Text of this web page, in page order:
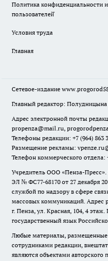
Политика конфиденциальности
пользователей̆
Условия труда
Главная
Сетевое-издание
Главный редактор: Полудницына
Адрес электронной почты
propenza@mail.ru,
Телефоны редакции: +7 (964) 863
Размещение рекламы:
Телефон коммерческого отдела:
Учредитель ООО «Пенза-
ЭЛ № ФС77-68170 от 27 декабря
службой по надзору в сфере
массовых коммуникаций. Адрес
г. Пенза, ул. Красная, 104, 4
государственный язык
Любые материалы, размещенные
сотрудниками редакции,
являются объектами авторского